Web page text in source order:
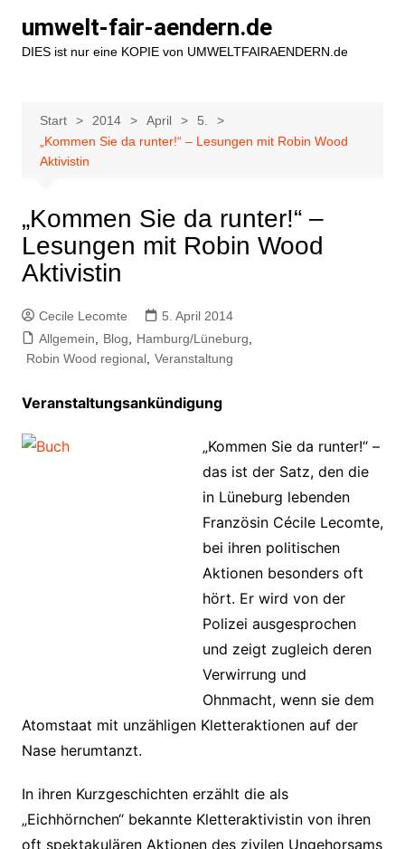
Inhalt
springen
umwelt-fair-aendern.de
DIES ist nur eine KOPIE von UMWELTFAIRAENDERN.de
Start 2014 April
5.
„Kommen Sie da runter!“ – Lesungen mit Robin Wood
Aktivistin
„Kommen Sie da runter!“ –
Lesungen mit Robin Wood
Aktivistin
Cecile Lecomte
5. April 2014
Allgemein
Blog Hamburg/Lüneburg
Robin Wood regional, Veranstaltung
Veranstaltungsankündigung
„Kommen Sie da runter!“ –
das ist der Satz, den die
in Lüneburg lebenden
Französin Cécile Lecomte,
bei ihren politischen
Aktionen besonders oft
hört. Er wird von der
Polizei ausgesprochen
und zeigt zugleich deren
Verwirrung und
Ohnmacht, wenn sie dem
Atomstaat mit unzähligen Kletteraktionen auf der
Nase herumtanzt.
In ihren Kurzgeschichten erzählt die als
„Eichhörnchen“ bekannte Kletteraktivistin von ihren
oft spektakulären Aktionen des zivilen Ungehorsams